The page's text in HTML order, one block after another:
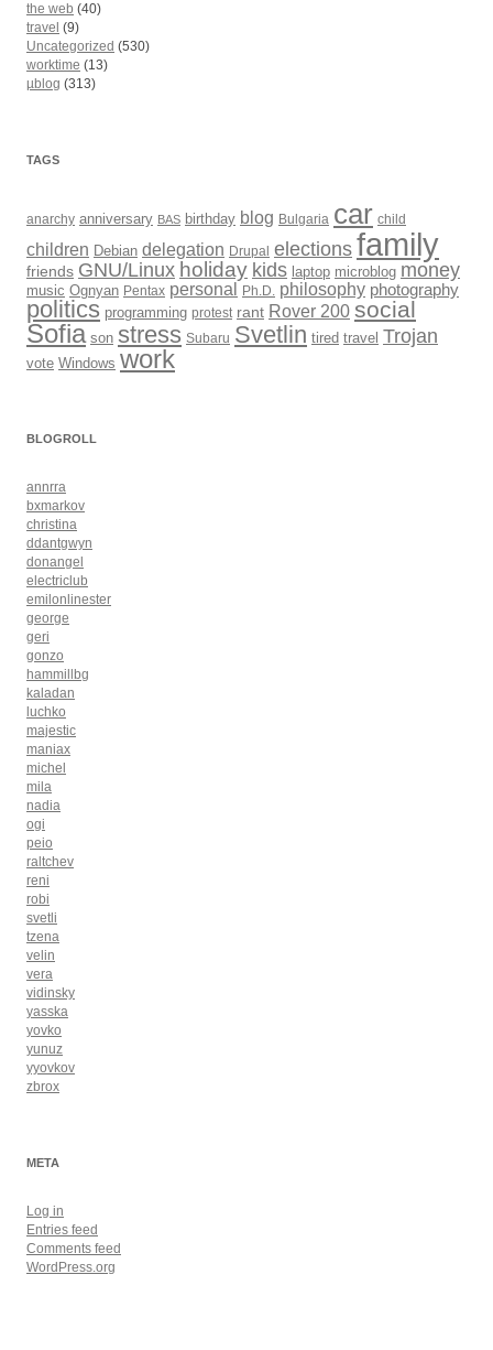
the web (40)
travel (9)
Uncategorized (530)
worktime (13)
µblog (313)
TAGS
anarchy anniversary BAS birthday blog Bulgaria car child
children Debian delegation Drupal elections family
friends GNU/Linux holiday kids laptop microblog money
music Ognyan Pentax personal Ph.D. philosophy photography
politics programming protest rant Rover 200 social
Sofia son stress Subaru Svetlin tired travel Trojan
vote Windows work
BLOGROLL
annrra
bxmarkov
christina
ddantgwyn
donangel
electriclub
emilonlinester
george
geri
gonzo
hammillbg
kaladan
luchko
majestic
maniax
michel
mila
nadia
ogi
peio
raltchev
reni
robi
svetli
tzena
velin
vera
vidinsky
yasska
yovko
yunuz
yyovkov
zbrox
META
Log in
Entries feed
Comments feed
WordPress.org